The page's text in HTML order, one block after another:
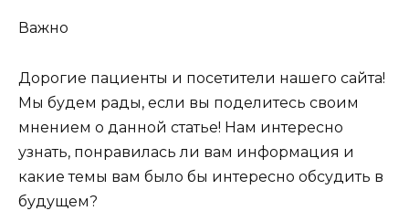
Важно
Дорогие пациенты и посетители нашего сайта!
Мы будем рады, если вы поделитесь своим
мнением о данной статье! Нам интересно
узнать, понравилась ли вам информация и
какие темы вам было бы интересно обсудить в
будущем?